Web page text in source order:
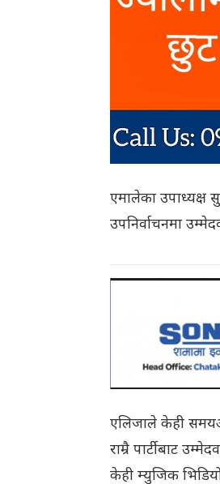
एमालेका उपाध्यक्ष
उपनिर्वाचनमा
एलिजाले केही
राम्रै पार्टीबाट
केही म्युजिक